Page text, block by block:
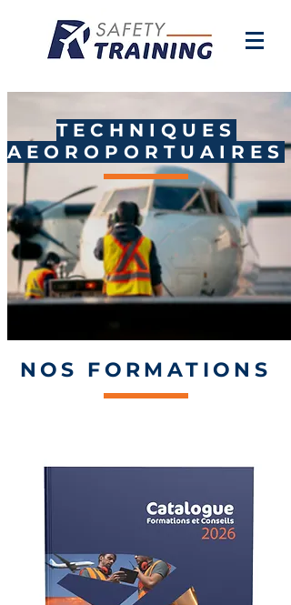
TECHNIQUES
AEOROPORTUAIRES
NOS FORMATIONS